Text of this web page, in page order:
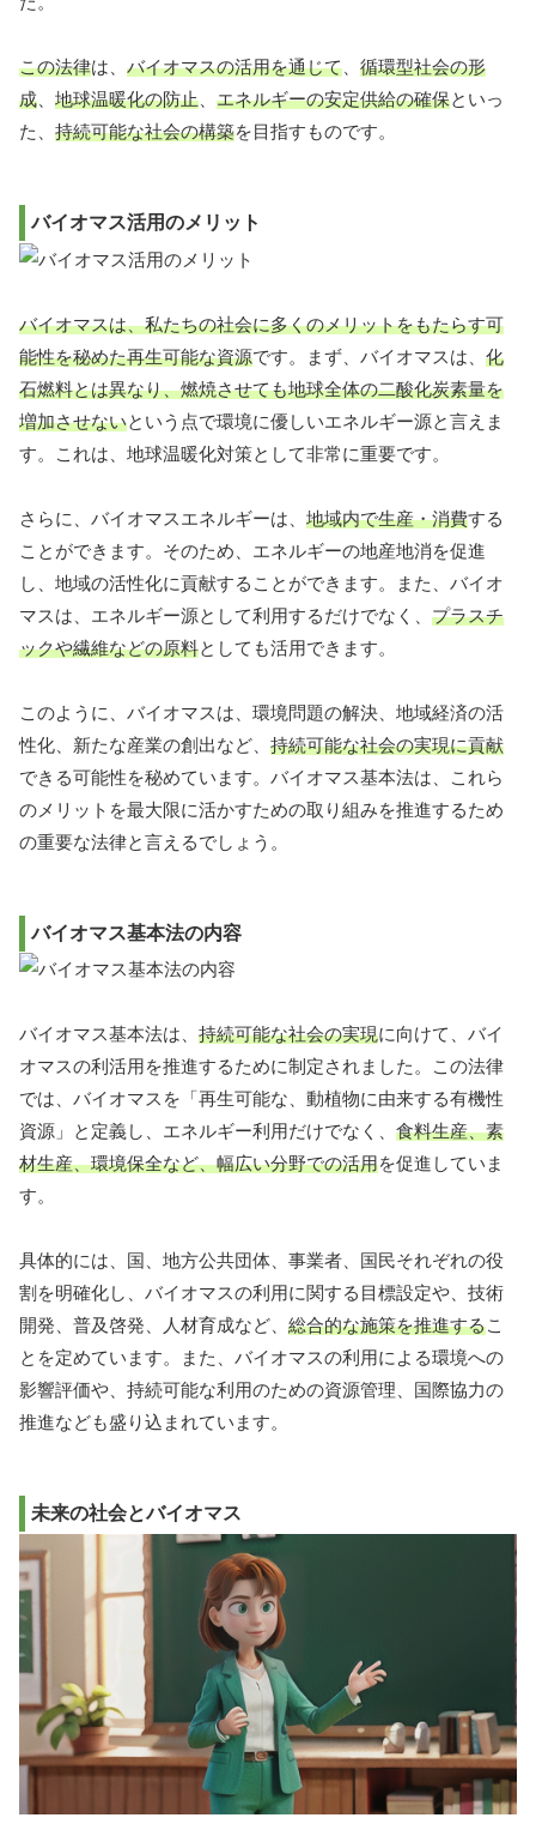
この法律は、 バイオマスの活用を通じて
循環型社会の形
成
地球温暖化の防止 エネルギーの安定供給の確保といっ
た、 持続可能な社会の構築を目指すものです。
バイオマス活用のメリット
バイオマスは、私たちの社会に多くのメリットをもたらす可
能性を秘めた再生可能な資源です。まず、バイオマスは、 化
石燃料とは異なり、燃焼させても地球全体の二酸化炭素量を
増加させないという点で環境に優しいエネルギー源と言えま
す。これは、地球温暖化対策として非常に重要です。
さらに、バイオマスエネルギーは、 地域内で生産・消費する
ことができます。そのため、エネルギーの地産地消を促進
し、地域の活性化に貢献することができます。また、バイオ
マスは、エネルギー源として利用するだけでなく、 プラスチ
ックや繊維などの原料としても活用できます。
このように、バイオマスは、環境問題の解決、地域経済の活
性化、新たな産業の創出など、 持続可能な社会の実現に貢献
できる可能性を秘めています。バイオマス基本法は、これら
のメリットを最大限に活かすための取り組みを推進するため
の重要な法律と言えるでしょう。
バイオマス基本法の内容
バイオマス基本法は、 持続可能な社会の実現に向けて、バイ
オマスの利活用を推進するために制定されました。この法律
では、バイオマスを「再生可能な、動植物に由来する有機性
資源」と定義し、エネルギー利用だけでなく、 食料生産、素
材生産、環境保全など、幅広い分野での活用を促進していま
す。
具体的には、国、地方公共団体、事業者、国民それぞれの役
割を明確化し、バイオマスの利用に関する目標設定や、技術
開発、普及啓発、人材育成など、 総合的な施策を推進するこ
とを定めています。また、バイオマスの利用による環境への
影響評価や、持続可能な利用のための資源管理、国際協力の
推進なども盛り込まれています。
未来の社会とバイオマス